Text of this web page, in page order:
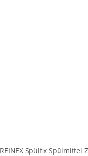
REINEX Spülfix Spülmittel